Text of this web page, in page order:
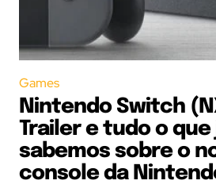
Games
Nintendo Switch
Trailer e tudo o que
sabemos sobre o
console da